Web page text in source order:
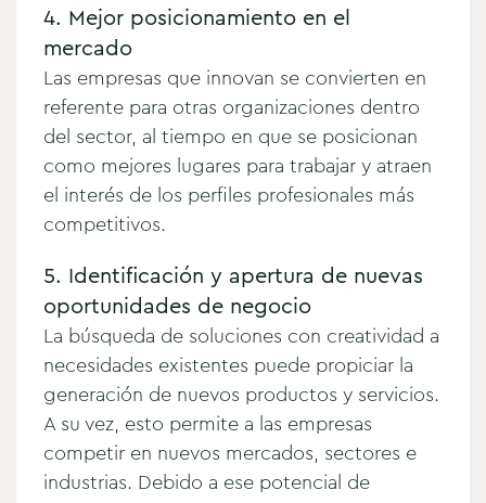
4. Mejor posicionamiento en el
mercado
Las empresas que innovan se convierten en
referente para otras organizaciones dentro
del sector, al tiempo en que se posicionan
como mejores lugares para trabajar y atraen
el interés de los perfiles profesionales más
competitivos.
5. Identificación y apertura de nuevas
oportunidades de negocio
La búsqueda de soluciones con creatividad a
necesidades existentes puede propiciar la
generación de nuevos productos y servicios.
A su vez, esto permite a las empresas
competir en nuevos mercados, sectores e
industrias. Debido a ese potencial de